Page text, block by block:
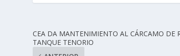
CEA DA MANTENIMIENTO AL CÁRCAMO DE
TANQUE TENORIO